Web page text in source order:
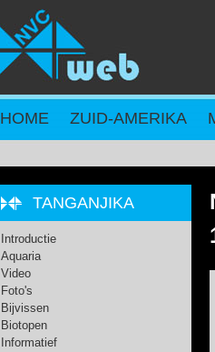
HOME ZUID-AMERIKA
TANGANJIKA
Introductie
Aquaria
Video
Foto's
Bijvissen
Biotopen
Informatief